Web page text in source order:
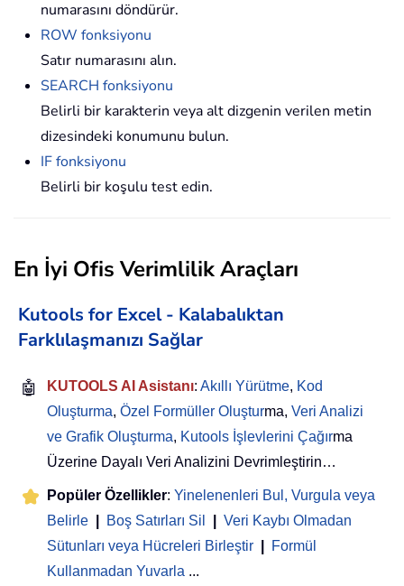
numarasını döndürür.
ROW fonksiyonu
Satır numarasını alın.
SEARCH fonksiyonu
Belirli bir karakterin veya alt dizgenin verilen metin
dizesindeki konumunu bulun.
IF fonksiyonu
Belirli bir koşulu test edin.
En İyi Ofis Verimlilik Araçları
Kutools for Excel - Kalabalıktan
Farklılaşmanızı Sağlar
🤖 KUTOOLS AI Asistanı: Akıllı Yürütme, Kod
Oluşturma, Özel Formüller Oluşturma, Veri Analizi
ve Grafik Oluşturma, Kutools İşlevlerini Çağırma
Üzerine Dayalı Veri Analizini Devrimleştirin…
Popüler Özellikler: Yinelenenleri Bul, Vurgula veya
Belirle
Boş Satırları Sil
Veri Kaybı Olmadan
Sütunları veya Hücreleri Birleştir
Formül
Kullanmadan Yuvarla ...